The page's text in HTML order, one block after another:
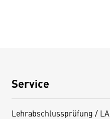
Service
Lehrabschlussprüfung /